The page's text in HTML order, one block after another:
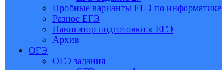
Пробные варианты ЕГЭ по информатике
Разное ЕГЭ
Навигатор подготовки к ЕГЭ
Архив
ОГЭ
ОГЭ задания